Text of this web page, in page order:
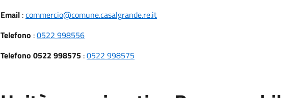
Email :commercio@comune.casalgrande.re.it
Telefono :0522 998556
Telefono 0522 998575 :0522 998575